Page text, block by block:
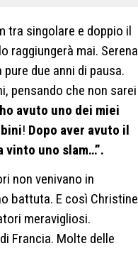
tra singolare e doppio il
raggiungerà mai. Serena
due anni di pausa.
pensando che non sarei
avuto uno dei miei
! Dopo aver avuto il
vinto uno slam…”.
non venivano in
battuta. E così Christine
meravigliosi.
Francia. Molte delle